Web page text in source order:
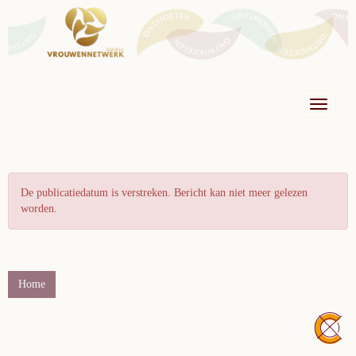
Toggle
De publicatiedatum is verstreken. Bericht kan niet meer gelezen
worden.
Home